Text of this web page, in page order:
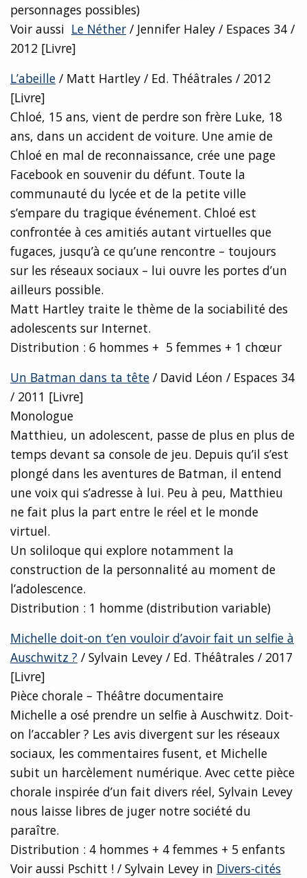
personnages possibles)
Voir aussi Le Néther / Jennifer Haley / Espaces 34 /
2012 [Livre]
L’abeille / Matt Hartley / Ed. Théâtrales / 2012
[Livre]
Chloé, 15 ans, vient de perdre son frère Luke, 18
ans, dans un accident de voiture. Une amie de
Chloé en mal de reconnaissance, crée une page
Facebook en souvenir du défunt. Toute la
communauté du lycée et de la petite ville
s’empare du tragique événement. Chloé est
confrontée à ces amitiés autant virtuelles que
fugaces, jusqu’à ce qu’une rencontre – toujours
sur les réseaux sociaux – lui ouvre les portes d’un
ailleurs possible.
Matt Hartley traite le thème de la sociabilité des
adolescents sur Internet.
Distribution : 6 hommes + 5 femmes + 1 chœur
Un Batman dans ta tête / David Léon / Espaces 34
/ 2011 [Livre]
Monologue
Matthieu, un adolescent, passe de plus en plus de
temps devant sa console de jeu. Depuis qu’il s’est
plongé dans les aventures de Batman, il entend
une voix qui s’adresse à lui. Peu à peu, Matthieu
ne fait plus la part entre le réel et le monde
virtuel.
Un soliloque qui explore notamment la
construction de la personnalité au moment de
l’adolescence.
Distribution : 1 homme (distribution variable)
Michelle doit-on t’en vouloir d’avoir fait un selfie à
Auschwitz ? / Sylvain Levey / Ed. Théâtrales / 2017
[Livre]
Pièce chorale – Théâtre documentaire
Michelle a osé prendre un selfie à Auschwitz. Doit-
on l’accabler ? Les avis divergent sur les réseaux
sociaux, les commentaires fusent, et Michelle
subit un harcèlement numérique. Avec cette pièce
chorale inspirée d’un fait divers réel, Sylvain Levey
nous laisse libres de juger notre société du
paraître.
Distribution : 4 hommes + 4 femmes + 5 enfants
Voir aussi Pschitt ! / Sylvain Levey in Divers-cités